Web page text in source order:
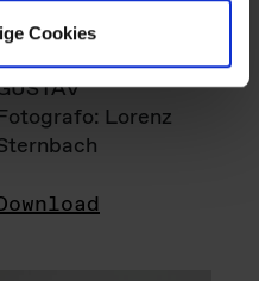
Cookies
Lorenz